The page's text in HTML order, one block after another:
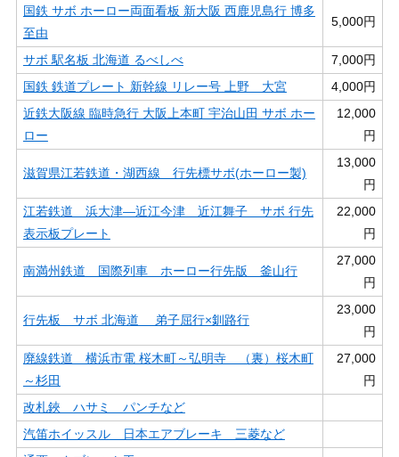
国鉄 サボ ホーロー両面看板 新大阪 西鹿児島行 博多
至由
5,000円
サボ 駅名板 北海道 るべしべ
7,000円
国鉄 鉄道プレート 新幹線 リレー号 上野 大宮
4,000円
近鉄大阪線 臨時急行 大阪上本町 宇治山田 サボ ホー
ロー
12,000
円
滋賀県江若鉄道・湖西線 行先標サボ(ホーロー製)
13,000
円
江若鉄道 浜大津―近江今津 近江舞子 サボ 行先
表示板プレート
22,000
円
南満州鉄道 国際列車 ホーロー行先版 釜山行
27,000
円
行先板 サボ 北海道 弟子屈行×釧路行
23,000
円
廃線鉄道 横浜市電 桜木町～弘明寺 （裏）桜木町
～杉田
27,000
円
改札鋏 ハサミ パンチなど
汽笛ホイッスル 日本エアブレーキ 三菱など